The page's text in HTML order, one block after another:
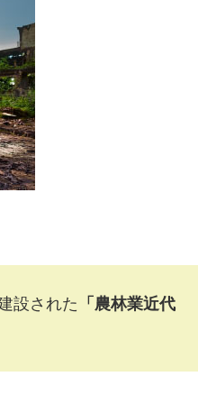
設された 「農林業近代